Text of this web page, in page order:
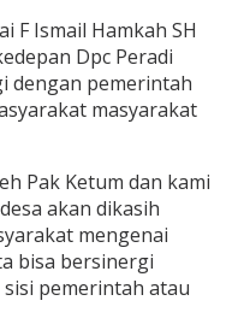
F Ismail Hamkah SH
Dpc Peradi
dengan pemerintah
masyarakat
Pak Ketum dan kami
akan dikasih
mengenai
bisa bersinergi
pemerintah atau